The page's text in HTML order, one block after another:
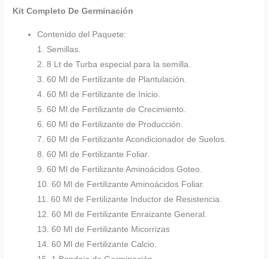
Kit Completo De Germinación
Contenido del Paquete:
1. Semillas.
2. 8 Lt de Turba especial para la semilla.
3. 60 Ml de Fertilizante de Plantulación.
4. 60 Ml de Fertilizante de Inicio.
5. 60 Ml de Fertilizante de Crecimiento.
6. 60 Ml de Fertilizante de Producción.
7. 60 Ml de Fertilizante Acondicionador de Suelos.
8. 60 Ml de Fertilizante Foliar.
9. 60 Ml de Fertilizante Aminoácidos Goteo.
10. 60 Ml de Fertilizante Aminoácidos Foliar.
11. 60 Ml de Fertilizante Inductor de Resistencia.
12. 60 Ml de Fertilizante Enraizante General.
13. 60 Ml de Fertilizante Micorrizas
14. 60 Ml de Fertilizante Calcio.